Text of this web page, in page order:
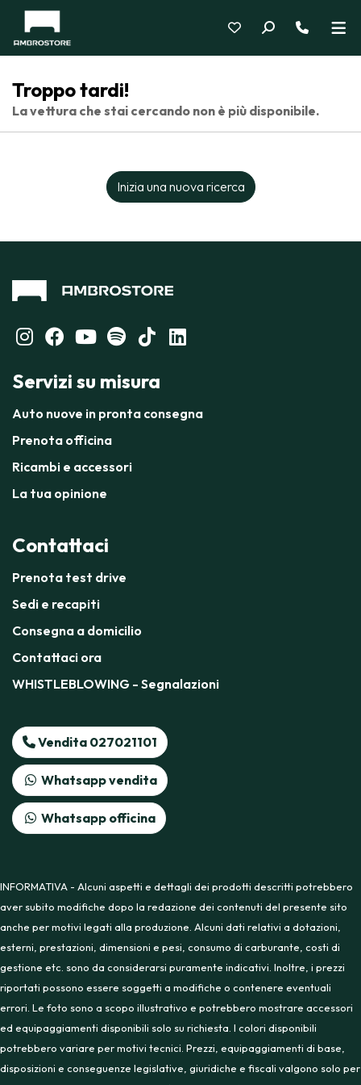
Troppo tardi!
La vettura che stai cercando non è più disponibile.
Inizia una nuova ricerca
Servizi su misura
Auto nuove in pronta consegna
Prenota officina
Ricambi e accessori
La tua opinione
Contattaci
Prenota test drive
Sedi e recapiti
Consegna a domicilio
Contattaci ora
WHISTLEBLOWING - Segnalazioni
Vendita 027021101
Whatsapp vendita
Whatsapp officina
INFORMATIVA - Alcuni aspetti e dettagli dei prodotti descritti potrebbero
aver subito modifiche dopo la redazione dei contenuti del presente sito
anche per motivi legati alla produzione. Alcuni dati relativi a dotazioni,
esterni, prestazioni, dimensioni e pesi, consumo di carburante, costi di
gestione etc. sono da considerarsi puramente indicativi. Inoltre, i prezzi
riportati possono essere soggetti a modifiche o contenere eventuali
errori. Le foto sono a scopo illustrativo e potrebbero mostrare accessori
ed equipaggiamenti disponibili solo su richiesta. I colori disponibili
potrebbero variare per motivi tecnici. Prezzi, equipaggiamenti di base,
disposizioni e conseguenze legislative, giuridiche e fiscali valgono solo per